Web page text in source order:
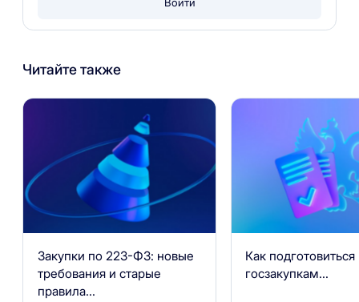
Читайте также
Закупки по 223-ФЗ: новые
требования и старые
правила...
Как подготовиться
госзакупкам...